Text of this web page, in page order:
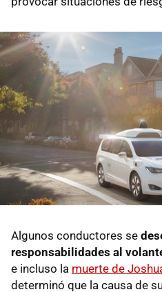
Algunos conductores se
responsabilidades al
e incluso la muerte de
determinó que la causa de